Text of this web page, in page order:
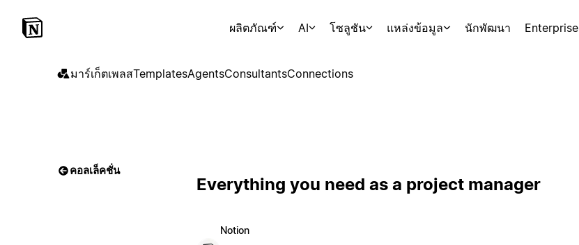
ผลิตภัณฑ์ AI โซลูชัน แหล่งข้อมูล นักพัฒนา Enterprise
มาร์เก็ตเพลสTemplatesAgentsConsultantsConnections
คอลเล็คชั่น
Everything you need as a project manager
Notion